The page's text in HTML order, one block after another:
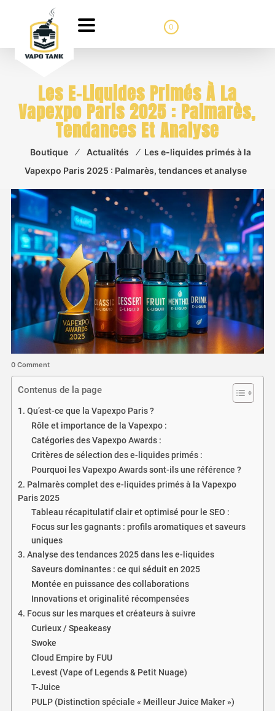
0
Les E-Liquides Primés À La
Vapexpo Paris 2025 : Palmarès,
Tendances Et Analyse
Boutique ⁄ Actualités ⁄ Les e-liquides primés à la
Vapexpo Paris 2025 : Palmarès, tendances et analyse
0 Comment
Contenus de la page
1. Qu’est-ce que la Vapexpo Paris ?
Rôle et importance de la Vapexpo :
Catégories des Vapexpo Awards :
Critères de sélection des e-liquides primés :
Pourquoi les Vapexpo Awards sont-ils une référence ?
2. Palmarès complet des e-liquides primés à la Vapexpo
Paris 2025
Tableau récapitulatif clair et optimisé pour le SEO :
Focus sur les gagnants : profils aromatiques et saveurs
uniques
3. Analyse des tendances 2025 dans les e-liquides
Saveurs dominantes : ce qui séduit en 2025
Montée en puissance des collaborations
Innovations et originalité récompensées
4. Focus sur les marques et créateurs à suivre
Curieux / Speakeasy
Swoke
Cloud Empire by FUU
Levest (Vape of Legends & Petit Nuage)
T-Juice
PULP (Distinction spéciale « Meilleur Juice Maker »)